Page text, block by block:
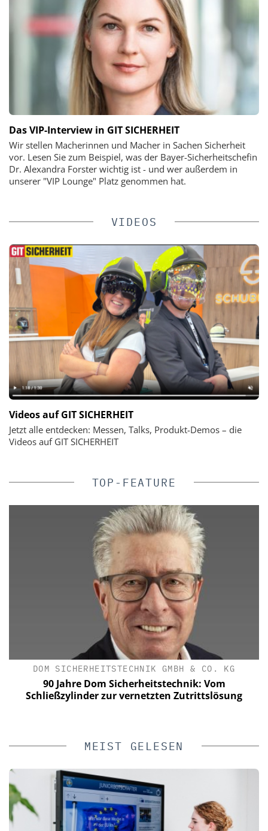
Das VIP-Interview in GIT SICHERHEIT
Wir stellen Macherinnen und Macher in Sachen Sicherheit
vor. Lesen Sie zum Beispiel, was der Bayer-Sicherheitschefin
Dr. Alexandra Forster wichtig ist - und wer außerdem in
unserer "VIP Lounge" Platz genommen hat.
VIDEOS
Videos auf GIT SICHERHEIT
Jetzt alle entdecken: Messen, Talks, Produkt-Demos – die
Videos auf GIT SICHERHEIT
TOP-FEATURE
DOM SICHERHEITSTECHNIK GMBH & CO. KG
90 Jahre Dom Sicherheitstechnik: Vom
Schließzylinder zur vernetzten Zutrittslösung
MEIST GELESEN